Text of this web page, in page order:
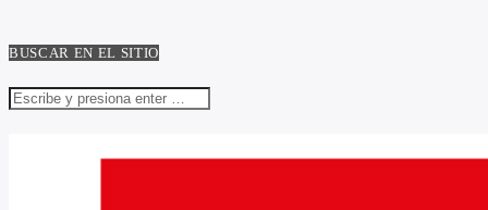
BUSCAR EN EL SITIO